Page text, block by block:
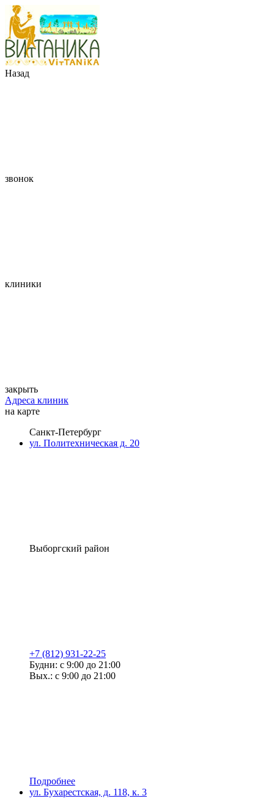
Назад
звонок
клиники
закрыть
Адреса клиник
на карте
Санкт-Петербург
ул. Политехническая д. 20
Выборгский район
+7 (812) 931-22-25
Будни: с 9:00 до 21:00
Вых.: с 9:00 до 21:00
Подробнее
ул. Бухарестская, д. 118, к. 3